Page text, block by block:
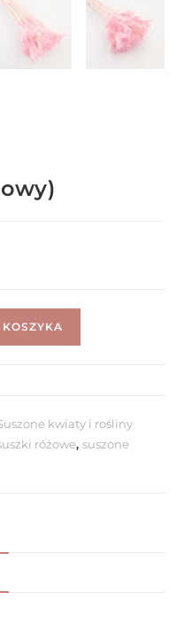
kwiaty i rośliny
różowe,suszone